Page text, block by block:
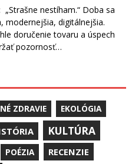
nestíham.“ Doba sa
modernejšia, digitálnejšia.
doručenie tovaru a úspech
pozornosť…
ZDRAVIE EKOLÓGIA
KULTÚRA
POÉZIA RECENZIE